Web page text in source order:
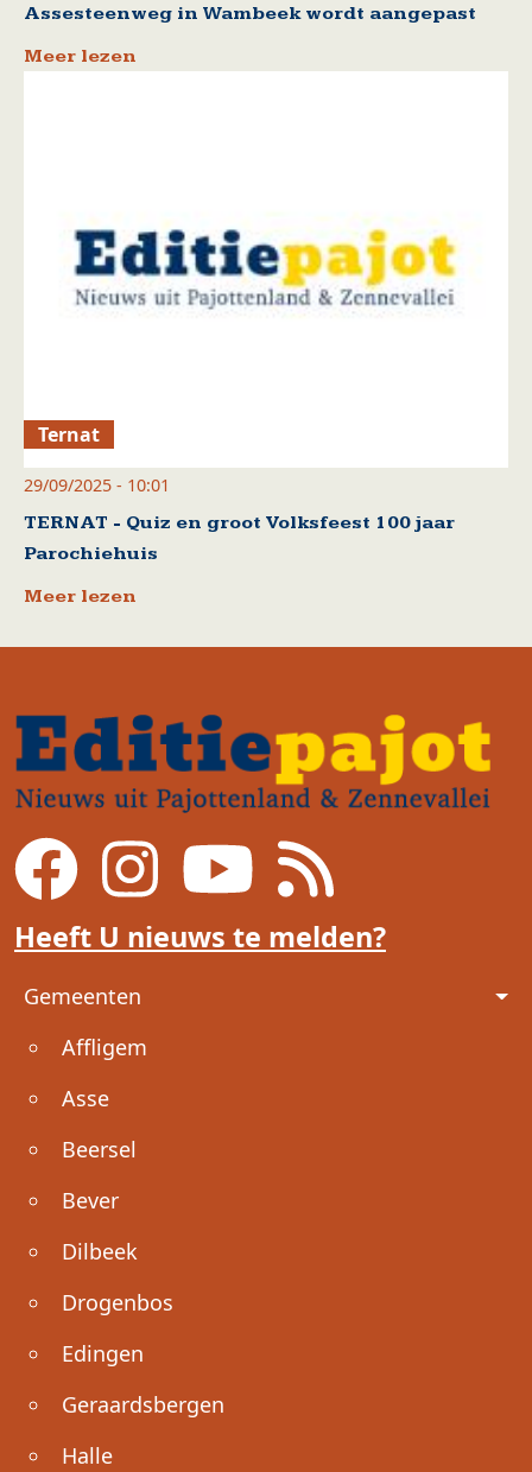
Assesteenweg in Wambeek wordt aangepast
Meer lezen
Ternat
29/09/2025 - 10:01
TERNAT - Quiz en groot Volksfeest 100 jaar
Parochiehuis
Meer lezen
Heeft U nieuws te melden?
Voet
Gemeenten
Affligem
Asse
Beersel
Bever
Dilbeek
Drogenbos
Edingen
Geraardsbergen
Halle